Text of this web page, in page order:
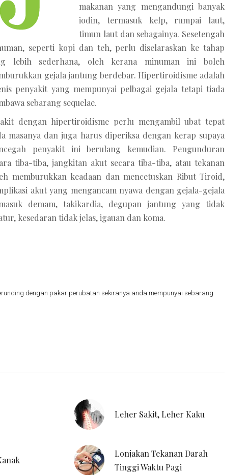
makanan yang mengandungi banyak
iodin, termasuk kelp, rumpai laut,
timun laut dan sebagainya. Sesetengah
seperti kopi dan teh, perlu diselaraskan ke tahap
lebih sederhana, oleh kerana minuman ini boleh
gejala jantung berdebar. Hipertiroidisme adalah
penyakit yang mempunyai pelbagai gejala tetapi tiada
sebarang sequelae.
dengan hipertiroidisme perlu mengambil ubat tepat
masanya dan juga harus diperiksa dengan kerap supaya
penyakit ini berulang kemudian. Pengunduran
tiba-tiba, jangkitan akut secara tiba-tiba, atau tekanan
memburukkan keadaan dan mencetuskan Ribut Tiroid,
akut yang mengancam nyawa dengan gejala-gejala
demam, takikardia, degupan jantung yang tidak
kesedaran tidak jelas, igauan dan koma.
dengan pakar perubatan sekiranya anda mempunyai sebarang
Leher Sakit, Leher Kaku
Lonjakan Tekanan Darah
Tinggi Waktu Pagi